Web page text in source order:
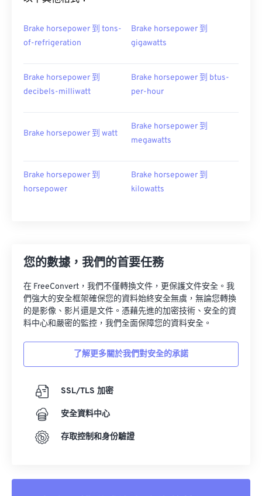
Brake horsepower 到 tons-
of-refrigeration
Brake horsepower 到
gigawatts
Brake horsepower 到
decibels-milliwatt
Brake horsepower 到 btus-
per-hour
Brake horsepower 到 watt
Brake horsepower 到
megawatts
Brake horsepower 到
horsepower
Brake horsepower 到
kilowatts
您的數據，我們的首要任務
在 FreeConvert，我們不僅轉換文件，更保護文件安全。我
們強大的安全框架確保您的資料始終安全無虞，無論您轉換
的是影像、影片還是文件。憑藉先進的加密技術、安全的資
料中心和嚴密的監控，我們全面保障您的資料安全。
了解更多關於我們對安全的承諾
SSL/TLS 加密
安全資料中心
存取控制和身份驗證